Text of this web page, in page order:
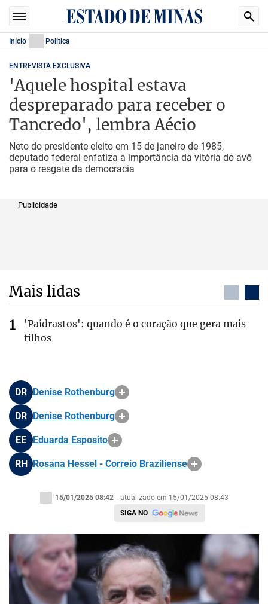
Início Política
ENTREVISTA EXCLUSIVA
'Aquele hospital estava
despreparado para receber o
Tancredo', lembra Aécio
Neto do presidente eleito em 15 de janeiro de 1985,
deputado federal enfatiza a importância da vitória do avô
para o resgate da democracia
Publicidade
Mais lidas
'Paidrastos': quando é o coração que gera mais
filhos
DR Denise Rothenburg
DR Denise Rothenburg
EE Eduarda Esposito
RH Rosana Hessel - Correio Braziliense
15/01/2025 08:42 - atualizado em 15/01/2025 08:43
SIGA NO